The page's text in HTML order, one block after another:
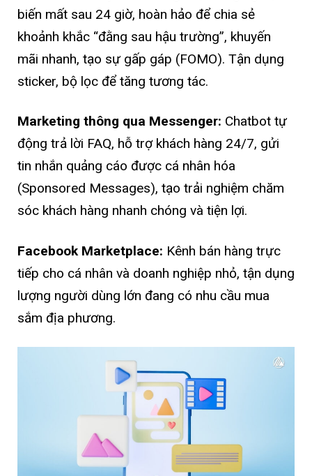
biến mất sau 24 giờ, hoàn hảo để chia sẻ
khoảnh khắc “đằng sau hậu trường”, khuyến
mãi nhanh, tạo sự gấp gáp (FOMO). Tận dụng
sticker, bộ lọc để tăng tương tác.
Marketing thông qua Messenger: Chatbot tự
động trả lời FAQ, hỗ trợ khách hàng 24/7, gửi
tin nhắn quảng cáo được cá nhân hóa
(Sponsored Messages), tạo trải nghiệm chăm
sóc khách hàng nhanh chóng và tiện lợi.
Facebook Marketplace: Kênh bán hàng trực
tiếp cho cá nhân và doanh nghiệp nhỏ, tận dụng
lượng người dùng lớn đang có nhu cầu mua
sắm địa phương.